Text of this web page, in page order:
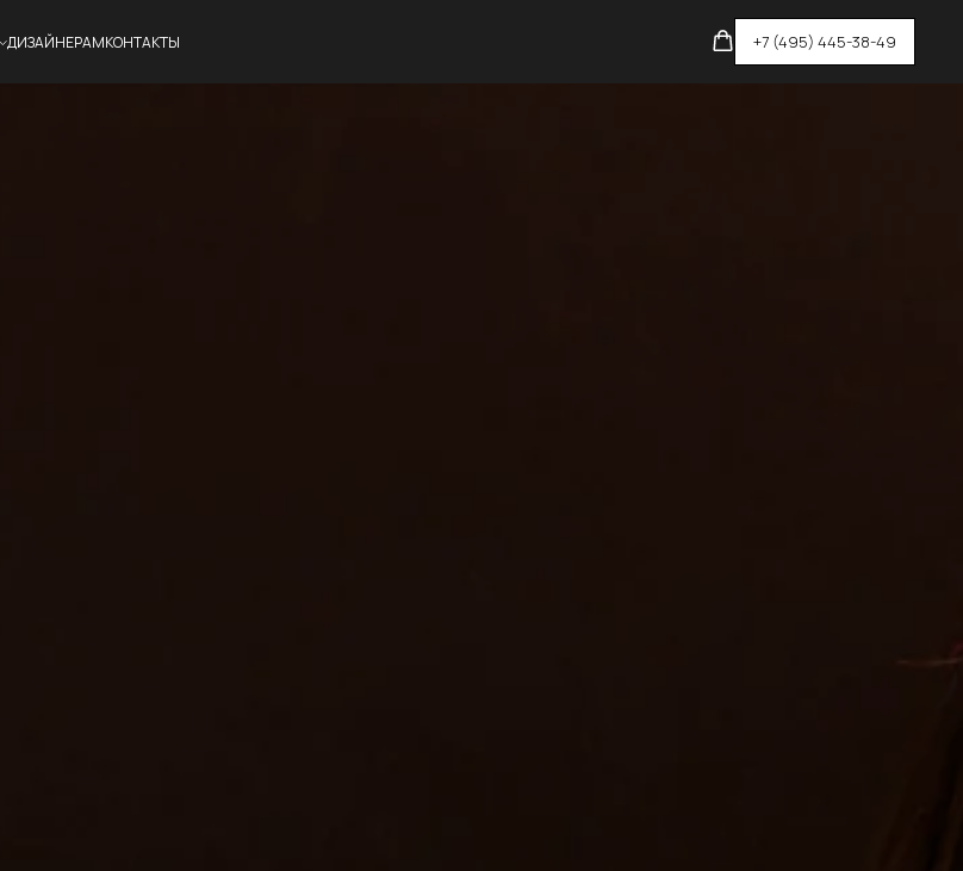
ДИЗАЙНЕРАМКОНТАКТЫ +7 (495) 445-38-49